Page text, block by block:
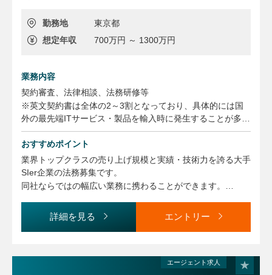
勤務地
東京都
想定年収
700万円 ～ 1300万円
業務内容
契約審査、法律相談、法務研修等
※英文契約書は全体の2～3割となっており、具体的には国
外の最先端ITサービス・製品を輸入時に発生することが多い
です。
M＆A対応支援等の戦略法務
訴訟・トラブル対応の支援等
知財管理、業務効率化施策推進、グループ会社法務連絡会の
運営
おすすめポイント
業界トップクラスの売り上げ規模と実績・技術力を誇る大手
SIer企業の法務募集です。
同社ならではの幅広い業務に携わることができます。
推奨する環境です。
詳細を見る エントリー
エージェント求人